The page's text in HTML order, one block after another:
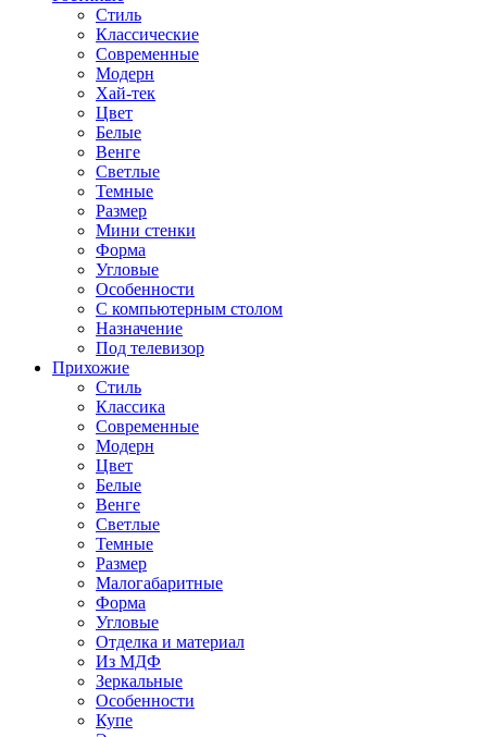
Стиль
Классические
Современные
Модерн
Хай-тек
Цвет
Белые
Венге
Светлые
Темные
Размер
Мини стенки
Форма
Угловые
Особенности
С компьютерным столом
Назначение
Под телевизор
Прихожие
Стиль
Классика
Современные
Модерн
Цвет
Белые
Венге
Светлые
Темные
Размер
Малогабаритные
Форма
Угловые
Отделка и материал
Из МДФ
Зеркальные
Особенности
Купе